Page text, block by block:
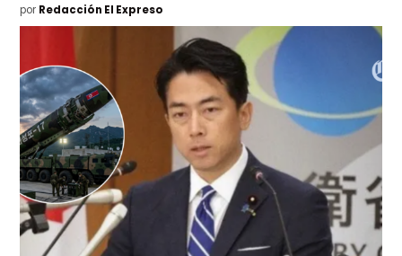
por Redacción El Expreso